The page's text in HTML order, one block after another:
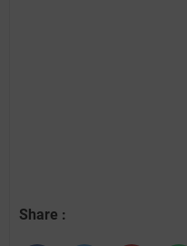
Share :